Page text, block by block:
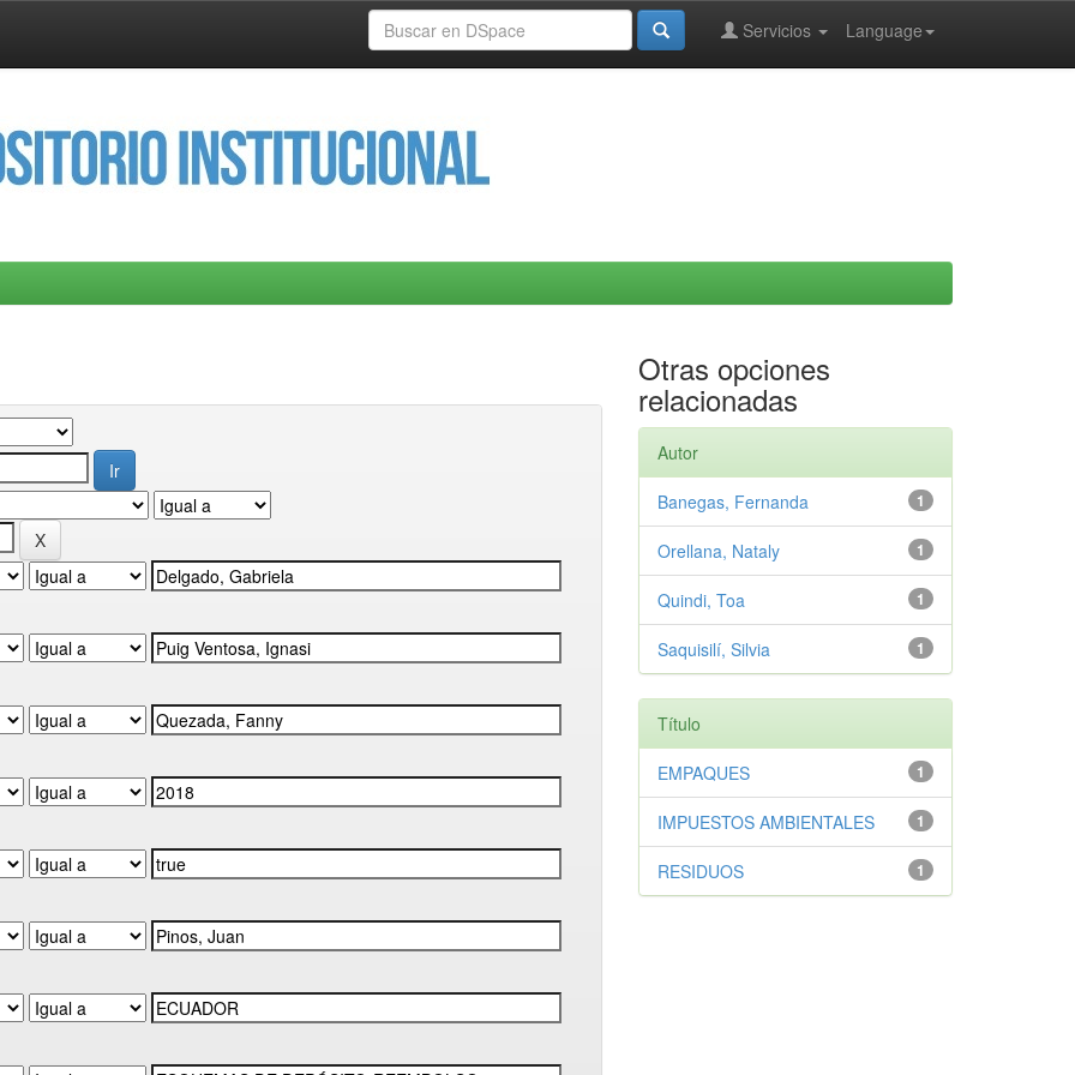
Language
Servicios
Otras opciones
relacionadas
Autor
1
Banegas, Fernanda
1
Orellana, Nataly
1
Quindi, Toa
1
Saquisilí, Silvia
Título
1
EMPAQUES
1
IMPUESTOS AMBIENTALES
1
RESIDUOS